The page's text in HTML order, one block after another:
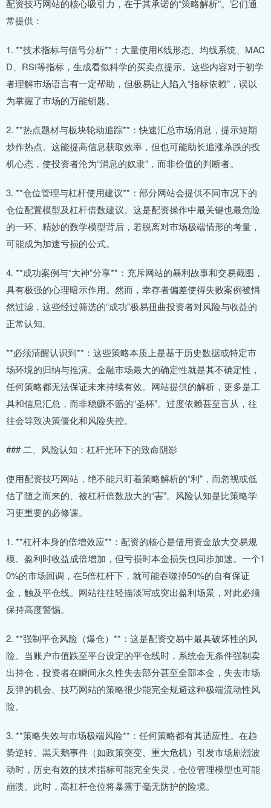
配资技巧网站的核心吸引力，在于其承诺的“策略解析”。它们通
常提供：
1. **技术指标与信号分析**：大量使用K线形态、均线系统、MAC
D、RSI等指标，生成看似科学的买卖点提示。这些内容对于初学
者理解市场语言有一定帮助，但极易让人陷入“指标依赖”，误以
为掌握了市场的万能钥匙。
2. **热点题材与板块轮动追踪**：快速汇总市场消息，提示短期
炒作热点。这能提高信息获取效率，但也可能助长追涨杀跌的投
机心态，使投资者沦为“消息的奴隶”，而非价值的判断者。
3. **仓位管理与杠杆使用建议**：部分网站会提供不同市况下的
仓位配置模型及杠杆倍数建议。这是配资操作中最关键也最危险
的一环。精妙的数学模型背后，若脱离对市场极端情形的考量，
可能成为加速亏损的公式。
4. **成功案例与“大神”分享**：充斥网站的暴利故事和交易截图，
具有极强的心理暗示作用。然而，幸存者偏差使得失败案例被悄
然过滤，这些经过筛选的“成功”极易扭曲投资者对风险与收益的
正常认知。
**必须清醒认识到**：这些策略本质上是基于历史数据或特定市
场环境的归纳与推演。金融市场最大的确定性就是其不确定性，
任何策略都无法保证未来持续有效。网站提供的解析，更多是工
具和信息汇总，而非稳赚不赔的“圣杯”。过度依赖甚至盲从，往
往会导致决策僵化和风险失控。
### 二、风险认知：杠杆光环下的致命阴影
使用配资技巧网站，绝不能只盯着策略解析的“利”，而忽视或低
估了随之而来的、被杠杆倍数放大的“害”。风险认知是比策略学
习更重要的必修课。
1. **杠杆本身的倍增效应**：配资的核心是借用资金放大交易规
模。盈利时收益成倍增加，但亏损时本金损失也同步加速。一个1
0%的市场回调，在5倍杠杆下，就可能吞噬掉50%的自有保证
金，触及平仓线。网站往往轻描淡写或突出盈利场景，对此必须
保持高度警惕。
2. **强制平仓风险（爆仓）**：这是配资交易中最具破坏性的风
险。当账户市值跌至平台设定的平仓线时，系统会无条件强制卖
出持仓，投资者在瞬间永久性失去部分甚至全部本金，失去市场
反弹的机会。技巧网站的策略很少能完全规避这种极端流动性风
险。
3. **策略失效与市场极端风险**：任何策略都有其适应性。在趋
势逆转、黑天鹅事件（如政策突变、重大危机）引发市场剧烈波
动时，历史有效的技术指标可能完全失灵，仓位管理模型也可能
崩溃。此时，高杠杆仓位将暴露于毫无防护的险境。